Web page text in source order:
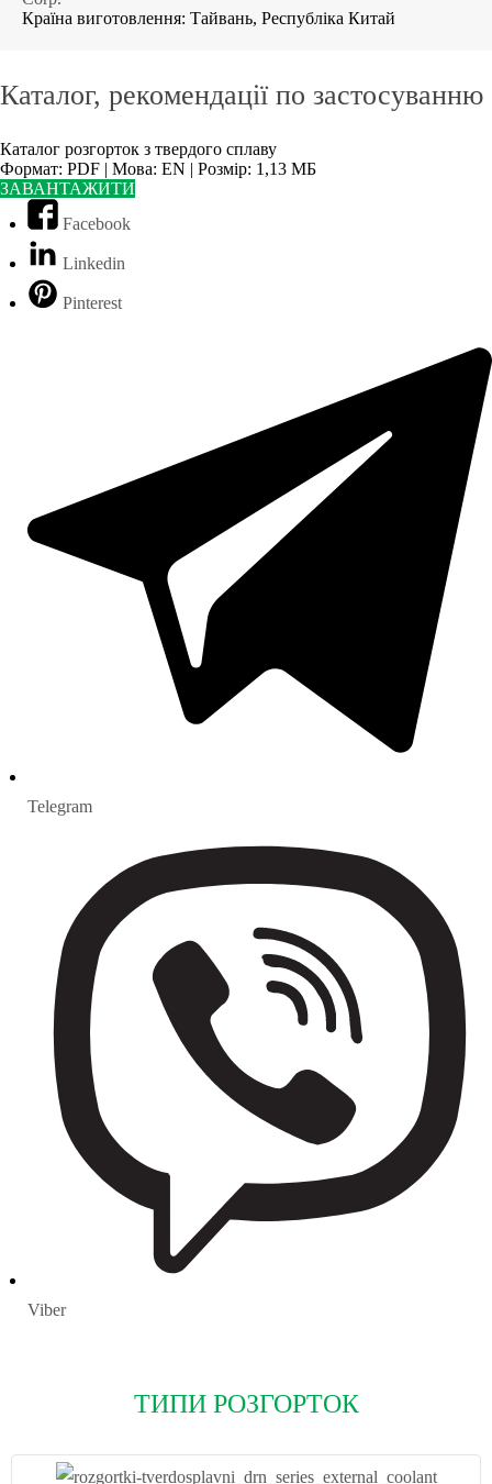
Країна виготовлення: Тайвань, Республіка Китай
Каталог, рекомендації по застосуванню
Каталог розгорток з твердого сплаву
Формат: PDF | Мова: EN | Розмір: 1,13 МБ
ЗАВАНТАЖИТИ
Facebook
Linkedin
Pinterest
Telegram
Viber
ТИПИ РОЗГОРТОК